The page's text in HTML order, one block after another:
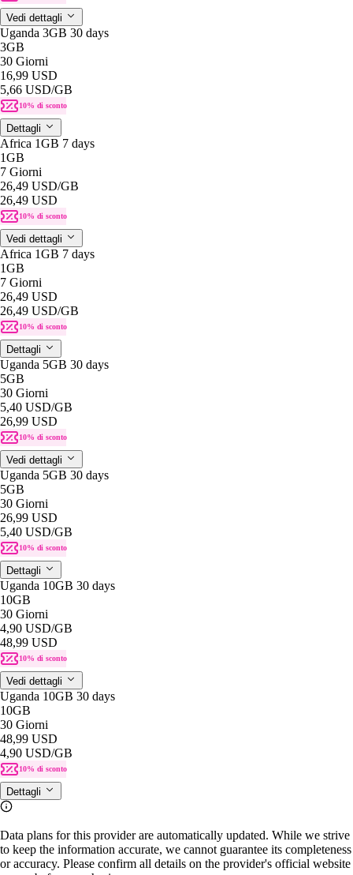
Vedi dettagli
Uganda 3GB 30 days
3GB
30 Giorni
16,99 USD
5,66 USD/GB
10% di sconto
Dettagli
Africa 1GB 7 days
1GB
7 Giorni
26,49 USD/GB
26,49 USD
10% di sconto
Vedi dettagli
Africa 1GB 7 days
1GB
7 Giorni
26,49 USD
26,49 USD/GB
10% di sconto
Dettagli
Uganda 5GB 30 days
5GB
30 Giorni
5,40 USD/GB
26,99 USD
10% di sconto
Vedi dettagli
Uganda 5GB 30 days
5GB
30 Giorni
26,99 USD
5,40 USD/GB
10% di sconto
Dettagli
Uganda 10GB 30 days
10GB
30 Giorni
4,90 USD/GB
48,99 USD
10% di sconto
Vedi dettagli
Uganda 10GB 30 days
10GB
30 Giorni
48,99 USD
4,90 USD/GB
10% di sconto
Dettagli
Data plans for this provider are automatically updated. While we strive
to keep the information accurate, we cannot guarantee its completeness
or accuracy. Please confirm all details on the provider's official website